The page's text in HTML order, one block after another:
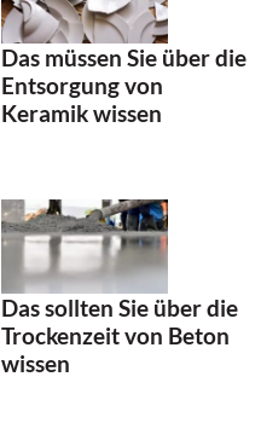
Das müssen Sie über die
Entsorgung von
Keramik wissen
Das sollten Sie über die
Trockenzeit von Beton
wissen